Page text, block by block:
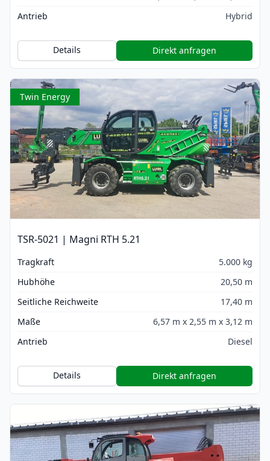
Antrieb
Hybrid
Details Direkt anfragen
Twin Energy
TSR-5021 | Magni RTH 5.21
Tragkraft
5.000 kg
Hubhöhe
20,50 m
Seitliche Reichweite
17,40 m
Maße
6,57 m x 2,55 m x 3,12 m
Antrieb
Diesel
Details Direkt anfragen